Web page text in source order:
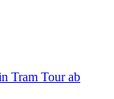
Tram Tour ab